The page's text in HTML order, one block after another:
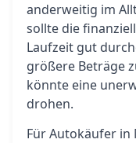
anderweitig im
sollte die
Laufzeit gut
größere Beträge
könnte eine
drohen.
Für Autokäufer